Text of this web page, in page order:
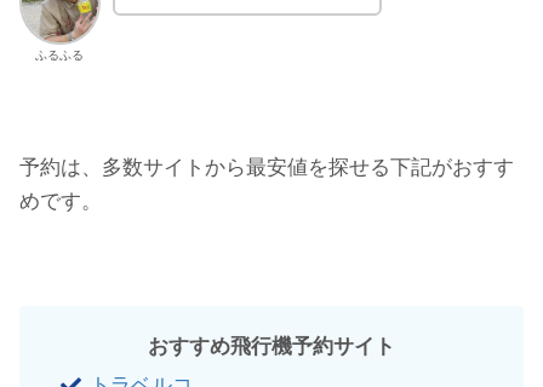
ふるふる
予約は、多数サイトから最安値を探せる下記がおすす
めです。
おすすめ飛行機予約サイト